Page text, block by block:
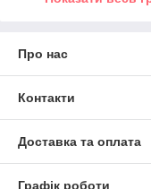
Про нас
Контакти
Доставка та оплата
Графік роботи